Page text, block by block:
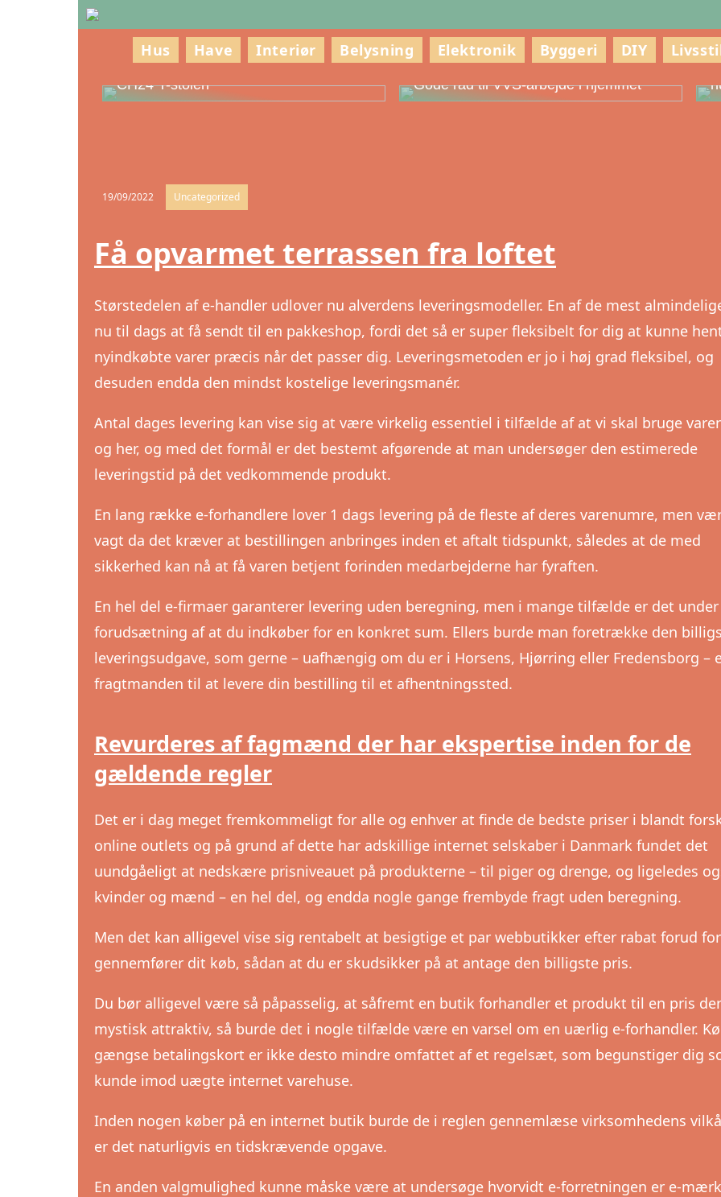
Hus Have Interiør Belysning Elektronik Byggeri DIY
CH24 Y-stolen
Gode råd til VVS-arbejde i hjemmet
19/09/2022 Uncategorized
Få opvarmet terrassen fra loftet
Størstedelen af e-handler udlover nu alverdens leveringsmodeller. En af de mest
nu til dags at få sendt til en pakkeshop, fordi det så er super fleksibelt for dig at kunne
nyindkøbte varer præcis når det passer dig. Leveringsmetoden er jo i høj grad fleksibel, og
desuden endda den mindst kostelige leveringsmanér.
Antal dages levering kan vise sig at være virkelig essentiel i tilfælde af at vi skal bruge
og her, og med det formål er det bestemt afgørende at man undersøger den estimerede
leveringstid på det vedkommende produkt.
En lang række e-forhandlere lover 1 dags levering på de fleste af deres varenumre, men
vagt da det kræver at bestillingen anbringes inden et aftalt tidspunkt, således at de med
sikkerhed kan nå at få varen betjent forinden medarbejderne har fyraften.
En hel del e-firmaer garanterer levering uden beregning, men i mange tilfælde er det under
forudsætning af at du indkøber for en konkret sum. Ellers burde man foretrække den
leveringsudgave, som gerne – uafhængig om du er i Horsens, Hjørring eller Fredensborg –
fragtmanden til at levere din bestilling til et afhentningssted.
Revurderes af fagmænd der har ekspertise inden for de
gældende regler
Det er i dag meget fremkommeligt for alle og enhver at finde de bedste priser i blandt
online outlets og på grund af dette har adskillige internet selskaber i Danmark fundet det
uundgåeligt at nedskære prisniveauet på produkterne – til piger og drenge, og ligeledes
kvinder og mænd – en hel del, og endda nogle gange frembyde fragt uden beregning.
Men det kan alligevel vise sig rentabelt at besigtige et par webbutikker efter rabat forud
gennemfører dit køb, sådan at du er skudsikker på at antage den billigste pris.
Du bør alligevel være så påpasselig, at såfremt en butik forhandler et produkt til en pris
mystisk attraktiv, så burde det i nogle tilfælde være en varsel om en uærlig e-forhandler.
gængse betalingskort er ikke desto mindre omfattet af et regelsæt, som begunstiger dig
kunde imod uægte internet varehuse.
Inden nogen køber på en internet butik burde de i reglen gennemlæse virksomhedens
er det naturligvis en tidskrævende opgave.
En anden valgmulighed kunne måske være at undersøge hvorvidt e-forretningen er e-